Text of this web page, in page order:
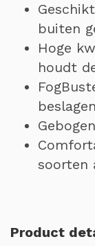
buiten
Hoge
houdt
soorten
Product